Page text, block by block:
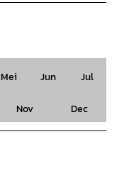
Mei Jun Jul
Nov Dec